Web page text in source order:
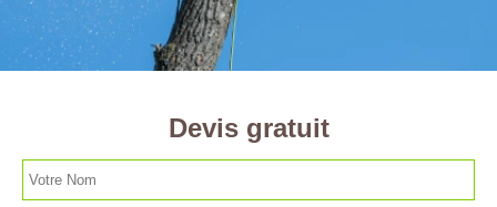
Devis gratuit